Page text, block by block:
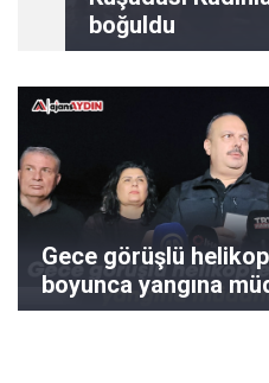
boğuldu
Gece görüşlü
boyunca yangına